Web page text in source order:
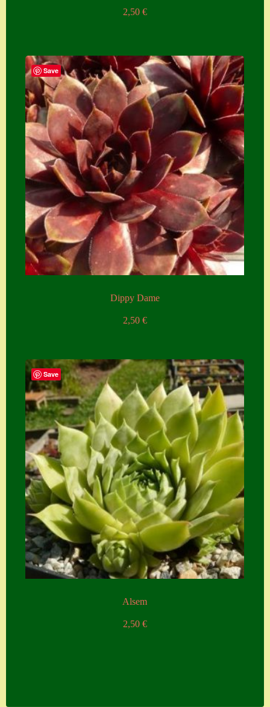
2,50 €
Save
Dippy Dame
2,50 €
Save
Alsem
2,50 €